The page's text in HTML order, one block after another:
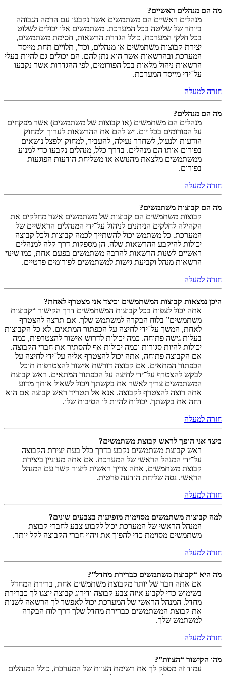
מה הם מנהלים ראשיים?
מנהלים ראשיים הם משתמשים אשר נקבעו עם הרמה הגבוהה
ביותר של שליטה בכל המערכת. משתמשים אלו יכולים לשלוט
בכל חלקי המערכת, כולל הגדרת הרשאות, חסימת משתמשים,
יצירת קבוצות משתמשים או מנהלים, וכד', תלויים תחת מייסד
המערכת ובהרשאות אשר הוא נתן להם. הם יכולים גם להיות בעלי
הרשאות ניהול מלאות בכל הפורומים, לפי ההגדרות אשר נקבעו
על־ידי מייסד המערכת.
חזרה למעלה
מה הם מנהלים?
מנהלים הם משתמשים (או קבוצות של משתמשים) אשר מפקחים
על הפורומים בכל יום. יש להם את ההרשאות לערוך ולמחוק
הודעות ולנעול, לשחרר נעילה, להעביר, למחוק ולפצל נושאים
בפורום אותו הם מנהלים. בדרך כלל, מנהלים נקבעו כדי למנוע
ממשתמשים מלצאת מהנושא או משליחת הודעות הפוגעות
בפורום.
חזרה למעלה
מה הם קבוצות משתמשים?
קבוצות משתמשים הם קבוצות של משתמשים אשר מחלקים את
הקהילה לחלקים הניתנים לניהול על־ידי המנהלים הראשיים של
המערכת. כל משתמש יכול להשתייך לכמה קבוצות ולכל קבוצה
יכולות להיקבע ההרשאות שלה. הן מספקות דרך קלה למנהלים
ראשיים לשנות הרשאות להרבה משתמשים בפעם אחת, כמו שינוי
הרשאות מנהל וקביעת גישות למשתמשים לפורומים פרטיים.
חזרה למעלה
היכן נמצאות קבוצות המשתמשים וכיצד אני מצטרף לאחת?
אתה יכול לצפות בכל קבוצות המשתמשים דרך הקישור “קבוצות
משתמשים” בלוח הבקרה למשתמש שלך. אם תרצה להצטרף
לאחת, המשך על־ידי לחיצה על הכפתור המתאים. לא כל הקבוצות
בעלות גישה פתוחה. כמה יכולות לדרוש אישור להצטרפות, כמה
יכולות להיות סגורות וכמה יכולות אף להסתיר את חברי הקבוצה.
אם הקבוצה פתוחה, אתה יכול להצטרף אליה על־ידי לחיצה על
הכפתור המתאים. אם קבוצה דורשת אישור להצטרפות תוכל
לבקש להצטרף על־ידי לחיצה על הכפתור המתאים. ראש קבוצת
המשתמשים צריך לאשר את בקשתך ויכול לשאול אותך מדוע
אתה רוצה להצטרף לקבוצה. אנא אל תטריד ראש קבוצה אם הוא
דחה את בקשתך. יכולות להיות לו הסיבות שלו.
חזרה למעלה
כיצד אני הופך לראש קבוצת משתמשים?
ראש קבוצת משתמשים נקבע בדרך כלל בעת יצירת הקבוצה
על־ידי המנהל הראשי של המערכת. אם אתה מעוניין ביצירת
קבוצת משתמשים, אתה צריך ראשית ליצור קשר עם המנהל
הראשי. נסה שליחת הודעה פרטית.
חזרה למעלה
למה קבוצות משתמשים מסוימות מופיעות בצבעים שונים?
המנהל הראשי של המערכת יכול לקבוע צבע לחברי קבוצת
משתמשים מסוימת כדי להפוך את זיהוי חברי הקבוצה לקל יותר.
חזרה למעלה
מה היא “קבוצת משתמשים כברירת מחדל”?
אם אתה חבר של יותר מקבוצת משתמשים אחת, ברירת המחדל
בשימוש כדי לקבוע איזה צבע קבוצה ודירוג קבוצה יוצגו לך כברירת
מחדל. המנהל הראשי של המערכת יכול לאפשר לך הרשאה לשנות
את קבוצת המשתמשים כברירת מחדל שלך דרך לוח הבקרה
למשתמש שלך.
חזרה למעלה
מהו הקישור “הצוות”?
עמוד זה מספק לך את רשימת הצוות של המערכת, כולל המנהלים